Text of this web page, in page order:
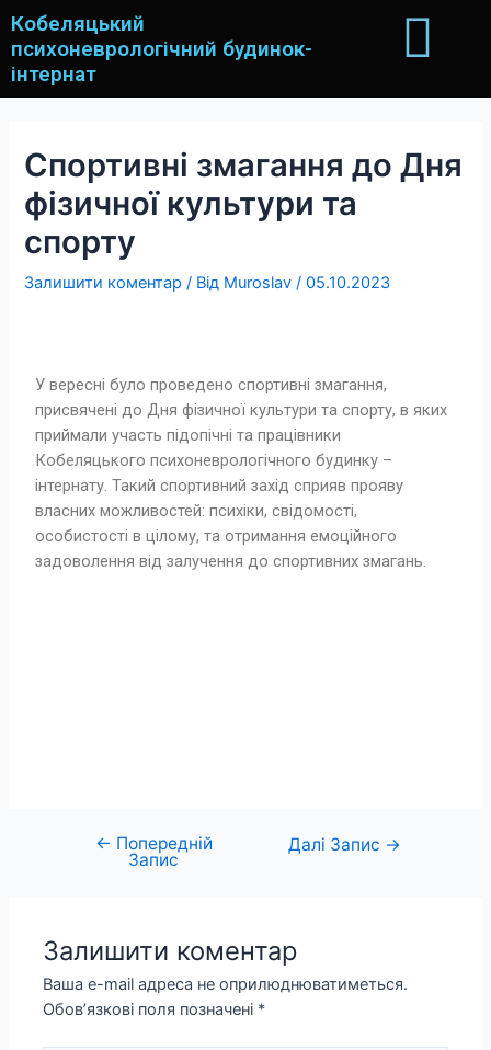
Кобеляцький
психоневрологічний будинок-
інтернат
Cпортивні змагання до Дня
фізичної культури та
спорту
Залишити коментар / Від Muroslav /05.10.2023
У вересні було проведено спортивні змагання,
присвячені до Дня фізичної культури та спорту, в яких
приймали участь підопічні та працівники
Кобеляцького психоневрологічного будинку –
інтернату. Такий спортивний захід сприяв прояву
власних можливостей: психіки, свідомості,
особистості в цілому, та отримання емоційного
задоволення від залучення до спортивних змагань.
← Попередній
Запис
Далі Запис →
Залишити коментар
Ваша e-mail адреса не оприлюднюватиметься.
Обов’язкові поля позначені *